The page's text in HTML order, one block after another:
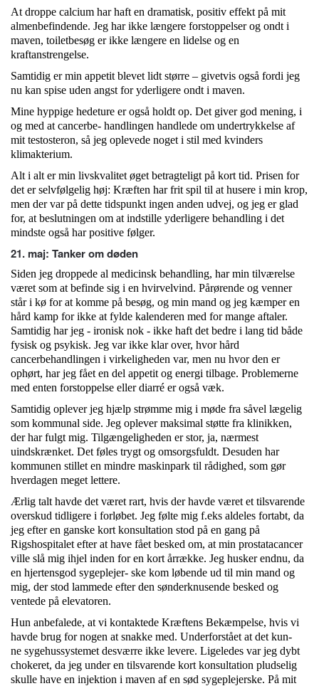
At droppe calcium har haft en dramatisk, positiv effekt på mit
almenbefindende. Jeg har ikke længere forstoppelser og ondt i
maven, toiletbesøg er ikke længere en lidelse og en
kraftanstrengelse.
Samtidig er min appetit blevet lidt større – givetvis også fordi jeg
nu kan spise uden angst for yderligere ondt i maven.
Mine hyppige hedeture er også holdt op. Det giver god mening, i
og med at cancerbe- handlingen handlede om undertrykkelse af
mit testosteron, så jeg oplevede noget i stil med kvinders
klimakterium.
Alt i alt er min livskvalitet øget betragteligt på kort tid. Prisen for
det er selvfølgelig høj: Kræften har frit spil til at husere i min krop,
men der var på dette tidspunkt ingen anden udvej, og jeg er glad
for, at beslutningen om at indstille yderligere behandling i det
mindste også har positive følger.
21. maj: Tanker om døden
Siden jeg droppede al medicinsk behandling, har min tilværelse
været som at befinde sig i en hvirvelvind. Pårørende og venner
står i kø for at komme på besøg, og min mand og jeg kæmper en
hård kamp for ikke at fylde kalenderen med for mange aftaler.
Samtidig har jeg - ironisk nok - ikke haft det bedre i lang tid både
fysisk og psykisk. Jeg var ikke klar over, hvor hård
cancerbehandlingen i virkeligheden var, men nu hvor den er
ophørt, har jeg fået en del appetit og energi tilbage. Problemerne
med enten forstoppelse eller diarré er også væk.
Samtidig oplever jeg hjælp strømme mig i møde fra såvel lægelig
som kommunal side. Jeg oplever maksimal støtte fra klinikken,
der har fulgt mig. Tilgængeligheden er stor, ja, nærmest
uindskrænket. Det føles trygt og omsorgsfuldt. Desuden har
kommunen stillet en mindre maskinpark til rådighed, som gør
hverdagen meget lettere.
Ærlig talt havde det været rart, hvis der havde været et tilsvarende
overskud tidligere i forløbet. Jeg følte mig f.eks aldeles fortabt, da
jeg efter en ganske kort konsultation stod på en gang på
Rigshospitalet efter at have fået besked om, at min prostatacancer
ville slå mig ihjel inden for en kort årrække. Jeg husker endnu, da
en hjertensgod sygeplejer- ske kom løbende ud til min mand og
mig, der stod lammede efter den sønderknusende besked og
ventede på elevatoren.
Hun anbefalede, at vi kontaktede Kræftens Bekæmpelse, hvis vi
havde brug for nogen at snakke med. Underforstået at det kun-
ne sygehussystemet desværre ikke levere. Ligeledes var jeg dybt
chokeret, da jeg under en tilsvarende kort konsultation pludselig
skulle have en injektion i maven af en sød sygeplejerske. På mit